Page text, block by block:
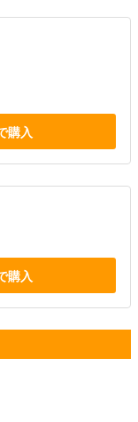
購入
購入